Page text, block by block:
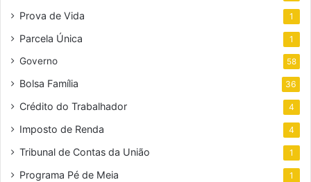
Prova de Vida 1
Parcela Única 1
Governo 58
Bolsa Família 36
Crédito do Trabalhador 4
Imposto de Renda 4
Tribunal de Contas da União 1
Programa Pé de Meia 1